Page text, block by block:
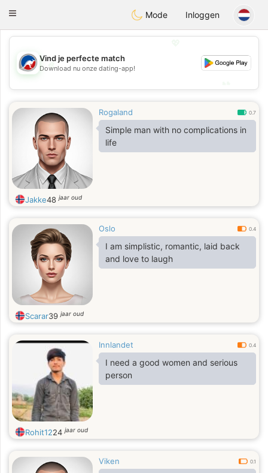
AustraliaChat
Toggle
Mode Inloggen
💖
💕
Vind je perfecte match
Download nu onze dating-app!
Rogaland 0.7
Simple man with no complications in
life
Jakke48jaar oud
Oslo 0.4
I am simplistic, romantic, laid back
and love to laugh
Scarar39jaar oud
Innlandet 0.4
I need a good women and serious
person
Rohit1224jaar oud
Viken 0.1